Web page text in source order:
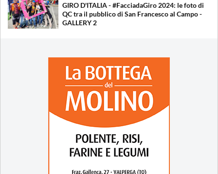
GIRO D'ITALIA - #FacciadaGiro 2024: le foto di
QC tra il pubblico di San Francesco al Campo -
GALLERY 2